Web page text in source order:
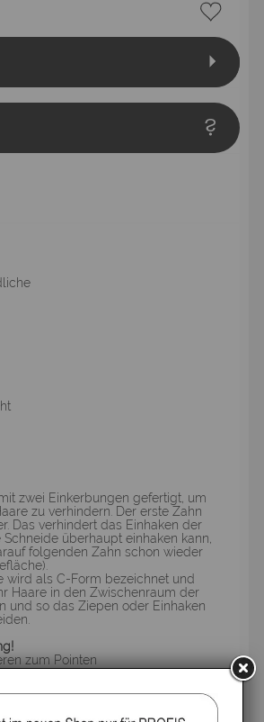
zwei Einkerbungen gefertigt, um
zu verhindern. Der erste Zahn
Das verhindert das Einhaken der
überhaupt einhaken kann,
folgenden Zahn schon wieder
wird als C-Form bezeichnet und
Haare in den Zwischenraum der
und so das Ziepen oder Einhaken
zum Pointen